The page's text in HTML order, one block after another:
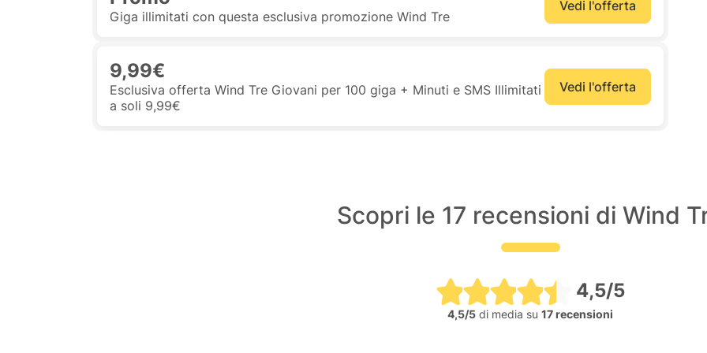
Giga illimitati con questa esclusiva promozione Wind Tre
Vedi l'offerta
9,99€
Esclusiva offerta Wind Tre Giovani per 100 giga + Minuti e SMS Illimitati
a soli 9,99€
Vedi l'offerta
Scopri le 17 recensioni di Wind
4,5/5
4,5/5 di media su 17 recensioni